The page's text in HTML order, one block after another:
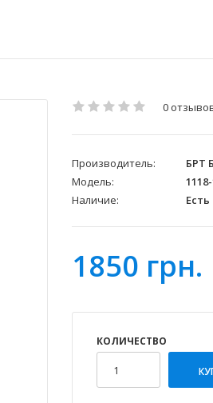
0
Производитель:
БРТ
Модель:
Наличие:
1850 грн.
КОЛИЧЕСТВО